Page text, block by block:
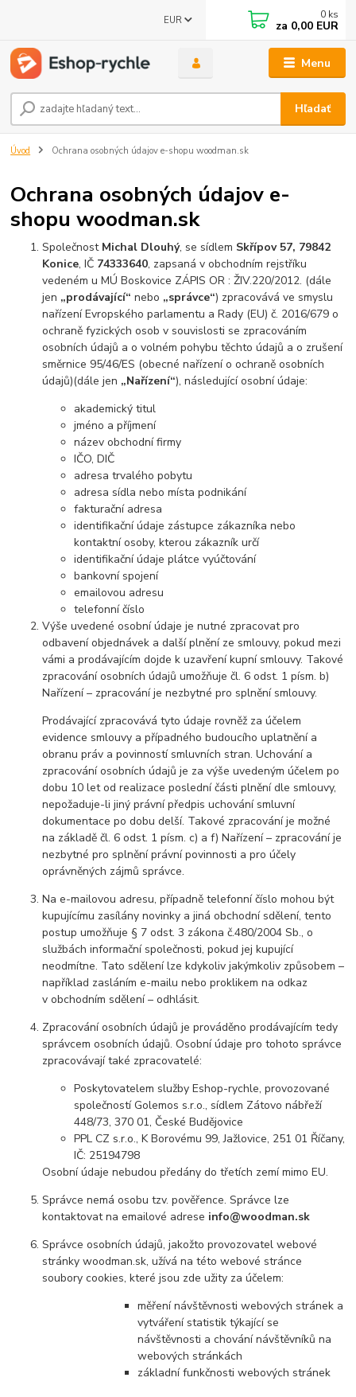
Menu
EUR
Hľadať
0 ks
za 0,00 EUR
Úvod Ochrana osobných údajov e-shopu woodman.sk
Ochrana osobných údajov e-
shopu woodman.sk
Společnost Michal Dlouhý, se sídlem Skřípov 57, 79842
Konice, IČ 74333640, zapsaná v obchodním rejstříku
vedeném u MÚ Boskovice ZÁPIS OR : ŽIV.220/2012. (dále
jen „prodávající“ nebo „správce“) zpracovává ve smyslu
nařízení Evropského parlamentu a Rady (EU) č. 2016/679 o
ochraně fyzických osob v souvislosti se zpracováním
osobních údajů a o volném pohybu těchto údajů a o zrušení
směrnice 95/46/ES (obecné nařízení o ochraně osobních
údajů)(dále jen „Nařízení“), následující osobní údaje:
akademický titul
jméno a příjmení
název obchodní firmy
IČO, DIČ
adresa trvalého pobytu
adresa sídla nebo místa podnikání
fakturační adresa
identifikační údaje zástupce zákazníka nebo
kontaktní osoby, kterou zákazník určí
identifikační údaje plátce vyúčtování
bankovní spojení
emailovou adresu
telefonní číslo
Výše uvedené osobní údaje je nutné zpracovat pro
odbavení objednávek a další plnění ze smlouvy, pokud mezi
vámi a prodávajícím dojde k uzavření kupní smlouvy. Takové
zpracování osobních údajů umožňuje čl. 6 odst. 1 písm. b)
Nařízení – zpracování je nezbytné pro splnění smlouvy.
Prodávající zpracovává tyto údaje rovněž za účelem
evidence smlouvy a případného budoucího uplatnění a
obranu práv a povinností smluvních stran. Uchování a
zpracování osobních údajů je za výše uvedeným účelem po
dobu 10 let od realizace poslední části plnění dle smlouvy,
nepožaduje-li jiný právní předpis uchování smluvní
dokumentace po dobu delší. Takové zpracování je možné
na základě čl. 6 odst. 1 písm. c) a f) Nařízení – zpracování je
nezbytné pro splnění právní povinnosti a pro účely
oprávněných zájmů správce.
Na e-mailovou adresu, případně telefonní číslo mohou být
kupujícímu zasílány novinky a jiná obchodní sdělení, tento
postup umožňuje § 7 odst. 3 zákona č.480/2004 Sb., o
službách informační společnosti, pokud jej kupující
neodmítne. Tato sdělení lze kdykoliv jakýmkoliv způsobem –
například zasláním e-mailu nebo proklikem na odkaz
v obchodním sdělení – odhlásit.
Zpracování osobních údajů je prováděno prodávajícím tedy
správcem osobních údajů. Osobní údaje pro tohoto správce
zpracovávají také zpracovatelé:
Poskytovatelem služby Eshop-rychle, provozované
společností Golemos s.r.o., sídlem Zátovo nábřeží
448/73, 370 01, České Budějovice
PPL CZ s.r.o., K Borovému 99, Jažlovice, 251 01 Říčany,
IČ: 25194798
Osobní údaje nebudou předány do třetích zemí mimo EU.
Správce nemá osobu tzv. pověřence. Správce lze
kontaktovat na emailové adrese info@woodman.sk
Správce osobních údajů, jakožto provozovatel webové
stránky woodman.sk, užívá na této webové stránce
soubory cookies, které jsou zde užity za účelem:
měření návštěvnosti webových stránek a
vytváření statistik týkající se
návštěvnosti a chování návštěvníků na
webových stránkách
základní funkčnosti webových stránek